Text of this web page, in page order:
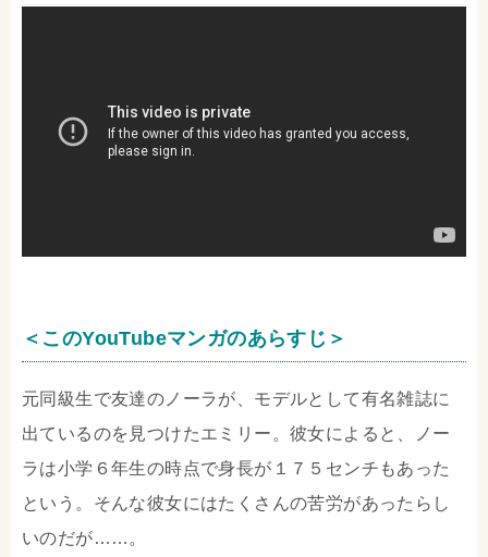
＜このYouTubeマンガのあらすじ＞
元同級生で友達のノーラが、モデルとして有名雑誌に
出ているのを見つけたエミリー。彼女によると、ノー
ラは小学６年生の時点で身長が１７５センチもあった
という。そんな彼女にはたくさんの苦労があったらし
いのだが……。